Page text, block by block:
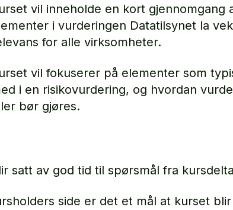
vil inneholde en kort gjennomgang
i vurderingen Datatilsynet la
for alle virksomheter.
vil fokuserer på elementer som
i en risikovurdering, og hvordan
bør gjøres.
satt av god tid til spørsmål fra
side er det et mål at kurset